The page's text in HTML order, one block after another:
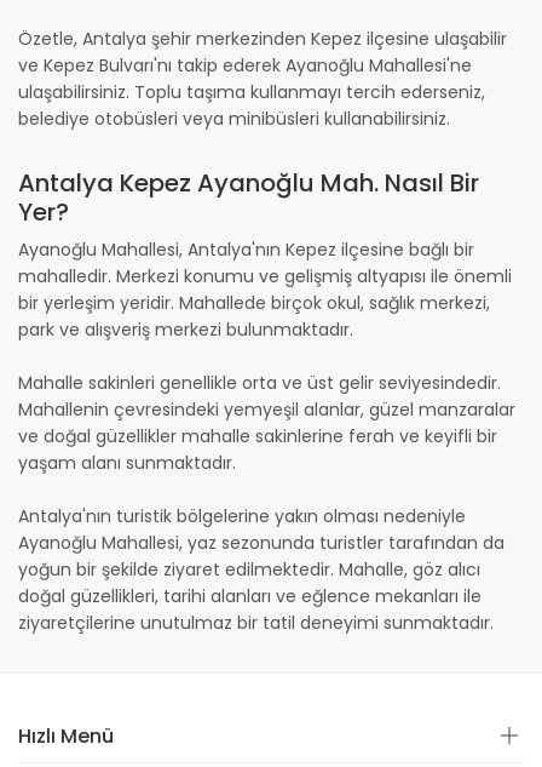
Özetle, Antalya şehir merkezinden Kepez ilçesine ulaşabilir
ve Kepez Bulvarı'nı takip ederek Ayanoğlu Mahallesi'ne
ulaşabilirsiniz. Toplu taşıma kullanmayı tercih ederseniz,
belediye otobüsleri veya minibüsleri kullanabilirsiniz.
Antalya Kepez Ayanoğlu Mah. Nasıl Bir
Yer?
Ayanoğlu Mahallesi, Antalya'nın Kepez ilçesine bağlı bir
mahalledir. Merkezi konumu ve gelişmiş altyapısı ile önemli
bir yerleşim yeridir. Mahallede birçok okul, sağlık merkezi,
park ve alışveriş merkezi bulunmaktadır.
Mahalle sakinleri genellikle orta ve üst gelir seviyesindedir.
Mahallenin çevresindeki yemyeşil alanlar, güzel manzaralar
ve doğal güzellikler mahalle sakinlerine ferah ve keyifli bir
yaşam alanı sunmaktadır.
Antalya'nın turistik bölgelerine yakın olması nedeniyle
Ayanoğlu Mahallesi, yaz sezonunda turistler tarafından da
yoğun bir şekilde ziyaret edilmektedir. Mahalle, göz alıcı
doğal güzellikleri, tarihi alanları ve eğlence mekanları ile
ziyaretçilerine unutulmaz bir tatil deneyimi sunmaktadır.
Hızlı Menü